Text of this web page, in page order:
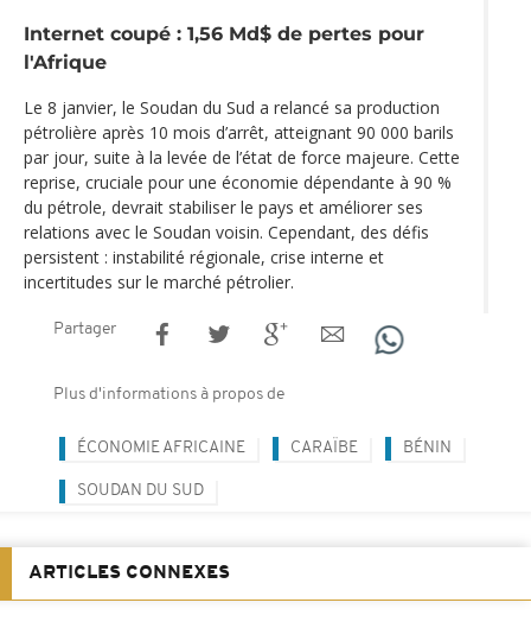
Internet coupé : 1,56 Md$ de pertes pour
l'Afrique
Le 8 janvier, le Soudan du Sud a relancé sa production
pétrolière après 10 mois d’arrêt, atteignant 90 000 barils
par jour, suite à la levée de l’état de force majeure. Cette
reprise, cruciale pour une économie dépendante à 90 %
du pétrole, devrait stabiliser le pays et améliorer ses
relations avec le Soudan voisin. Cependant, des défis
persistent : instabilité régionale, crise interne et
incertitudes sur le marché pétrolier.
Partager
Plus d'informations à propos de
ÉCONOMIE AFRICAINE CARAÏBE BÉNIN
SOUDAN DU SUD
ARTICLES CONNEXES